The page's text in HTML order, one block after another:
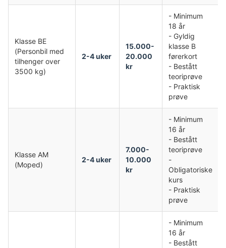
Klasse BE
(Personbil med
tilhenger over
3500 kg)
2-4 uker
15.000-
20.000
kr
- Minimum
18 år
- Gyldig
klasse B
førerkort
- Bestått
teoriprøve
- Praktisk
prøve
Klasse AM
(Moped)
2-4 uker
7.000-
10.000
kr
- Minimum
16 år
- Bestått
teoriprøve
-
Obligatoriske
kurs
- Praktisk
prøve
- Minimum
16 år
- Bestått